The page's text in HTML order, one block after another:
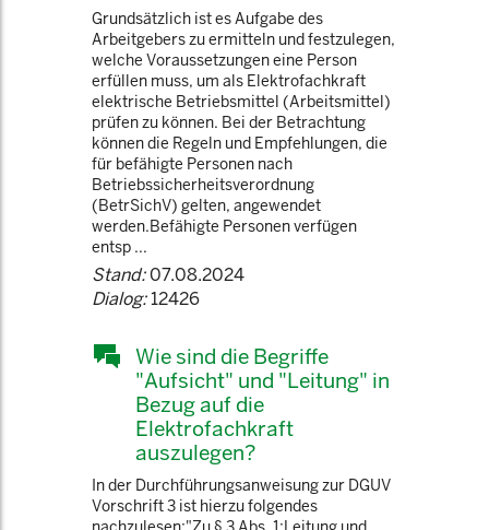
Grundsätzlich ist es Aufgabe des
Arbeitgebers zu ermitteln und festzulegen,
welche Voraussetzungen eine Person
erfüllen muss, um als Elektrofachkraft
elektrische Betriebsmittel (Arbeitsmittel)
prüfen zu können. Bei der Betrachtung
können die Regeln und Empfehlungen, die
für befähigte Personen nach
Betriebssicherheitsverordnung
(BetrSichV) gelten, angewendet
werden.Befähigte Personen verfügen
entsp ...
Stand:07.08.2024
Dialog:12426
Wie sind die Begriffe
"Aufsicht" und "Leitung" in
Bezug auf die
Elektrofachkraft
auszulegen?
In der Durchführungsanweisung zur DGUV
Vorschrift 3 ist hierzu folgendes